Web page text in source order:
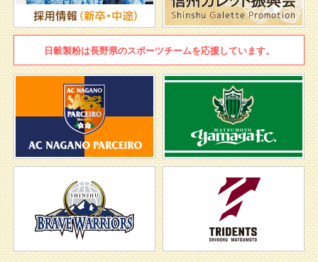
日穀製粉は長野県のスポーツチームを応援しています。